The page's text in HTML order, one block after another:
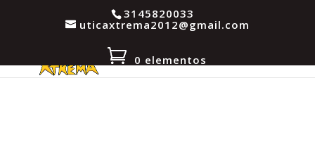
3145820033
uticaxtrema2012@gmail.com
0 elementos